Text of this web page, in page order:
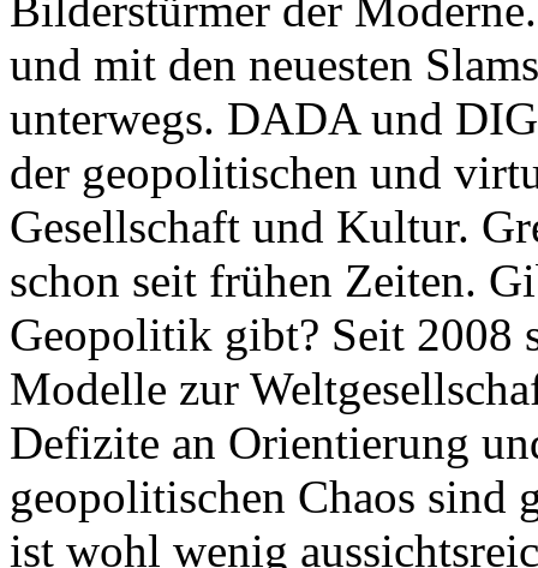
Bilderstürmer der
und mit den neuesten
unterwegs. DADA und
der geopolitischen und
Gesellschaft und Kultur.
schon seit frühen Zeiten.
Geopolitik gibt? Seit 2008
Modelle zur
Defizite an Orientierung
geopolitischen Chaos sind
ist wohl wenig